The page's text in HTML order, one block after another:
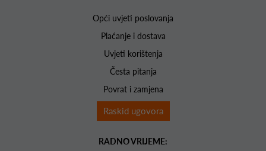
Opći uvjeti poslovanja
Plaćanje i dostava
Uvjeti korištenja
Česta pitanja
Povrat i zamjena
Raskid ugovora
RADNO VRIJEME: